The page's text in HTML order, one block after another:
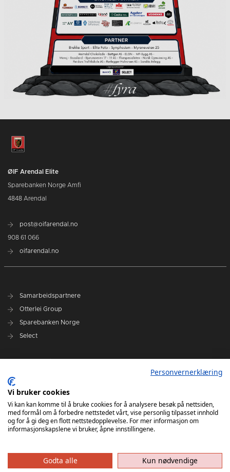
ØIF Arendal Elite
Sparebanken Norge Amfi
4848 Arendal
post@oifarendal.no
908 61 066
oifarendal.no
Samarbeidspartnere
Otterlei Group
Sparebanken Norge
Select
Spillerstall
Administrasjon
Styret
Personvernerklæring
Vi bruker cookies
Vi kan kan komme til å bruke cookies for å analysere besøk på nettsiden,
med formål om å forbedre nettstedet vårt, vise personlig tilpasset innhold
og for å gi deg en flott nettstedopplevelse. For mer informasjon om
informasjonskapslene vi bruker, åpne innstillingene.
Godta alle Kun nødvendige